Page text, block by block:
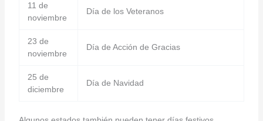
11 de
noviembre
Día de los Veteranos
23 de
noviembre
Día de Acción de Gracias
25 de
diciembre
Día de Navidad